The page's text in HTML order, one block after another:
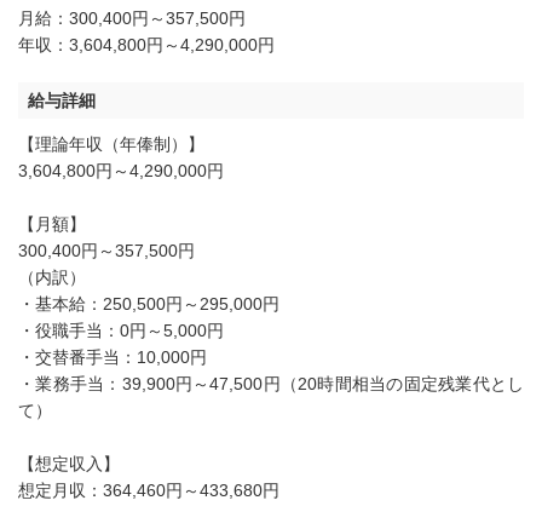
月給：300,400円～357,500円
年収：3,604,800円～4,290,000円
給与詳細
【理論年収（年俸制）】
3,604,800円～4,290,000円
【月額】
300,400円～357,500円
（内訳）
・基本給：250,500円～295,000円
・役職手当：0円～5,000円
・交替番手当：10,000円
・業務手当：39,900円～47,500円（20時間相当の固定残業代とし
て）
【想定収入】
想定月収：364,460円～433,680円